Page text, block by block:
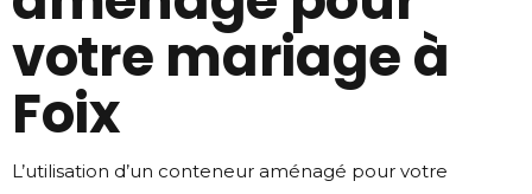
votre mariage à
Foix
L’utilisation d’un conteneur aménagé pour votre